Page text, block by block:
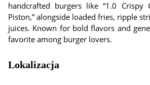
handcrafted burgers like “1.0 Crispy
Piston,” alongside loaded fries, ripple
juices. Known for bold flavors and
favorite among burger lovers.
Lokalizacja